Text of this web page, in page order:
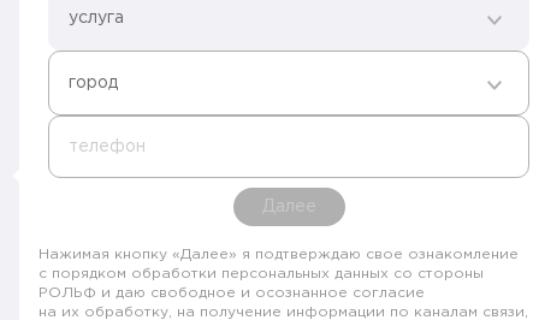
услуга
город
телефон
Далее
Нажимая кнопку «Далее» я подтверждаю свое ознакомление
с порядком обработки персональных данных со стороны
РОЛЬФ и даю свободное и осознанное согласие
на их обработку, на получение информации по каналам связи,